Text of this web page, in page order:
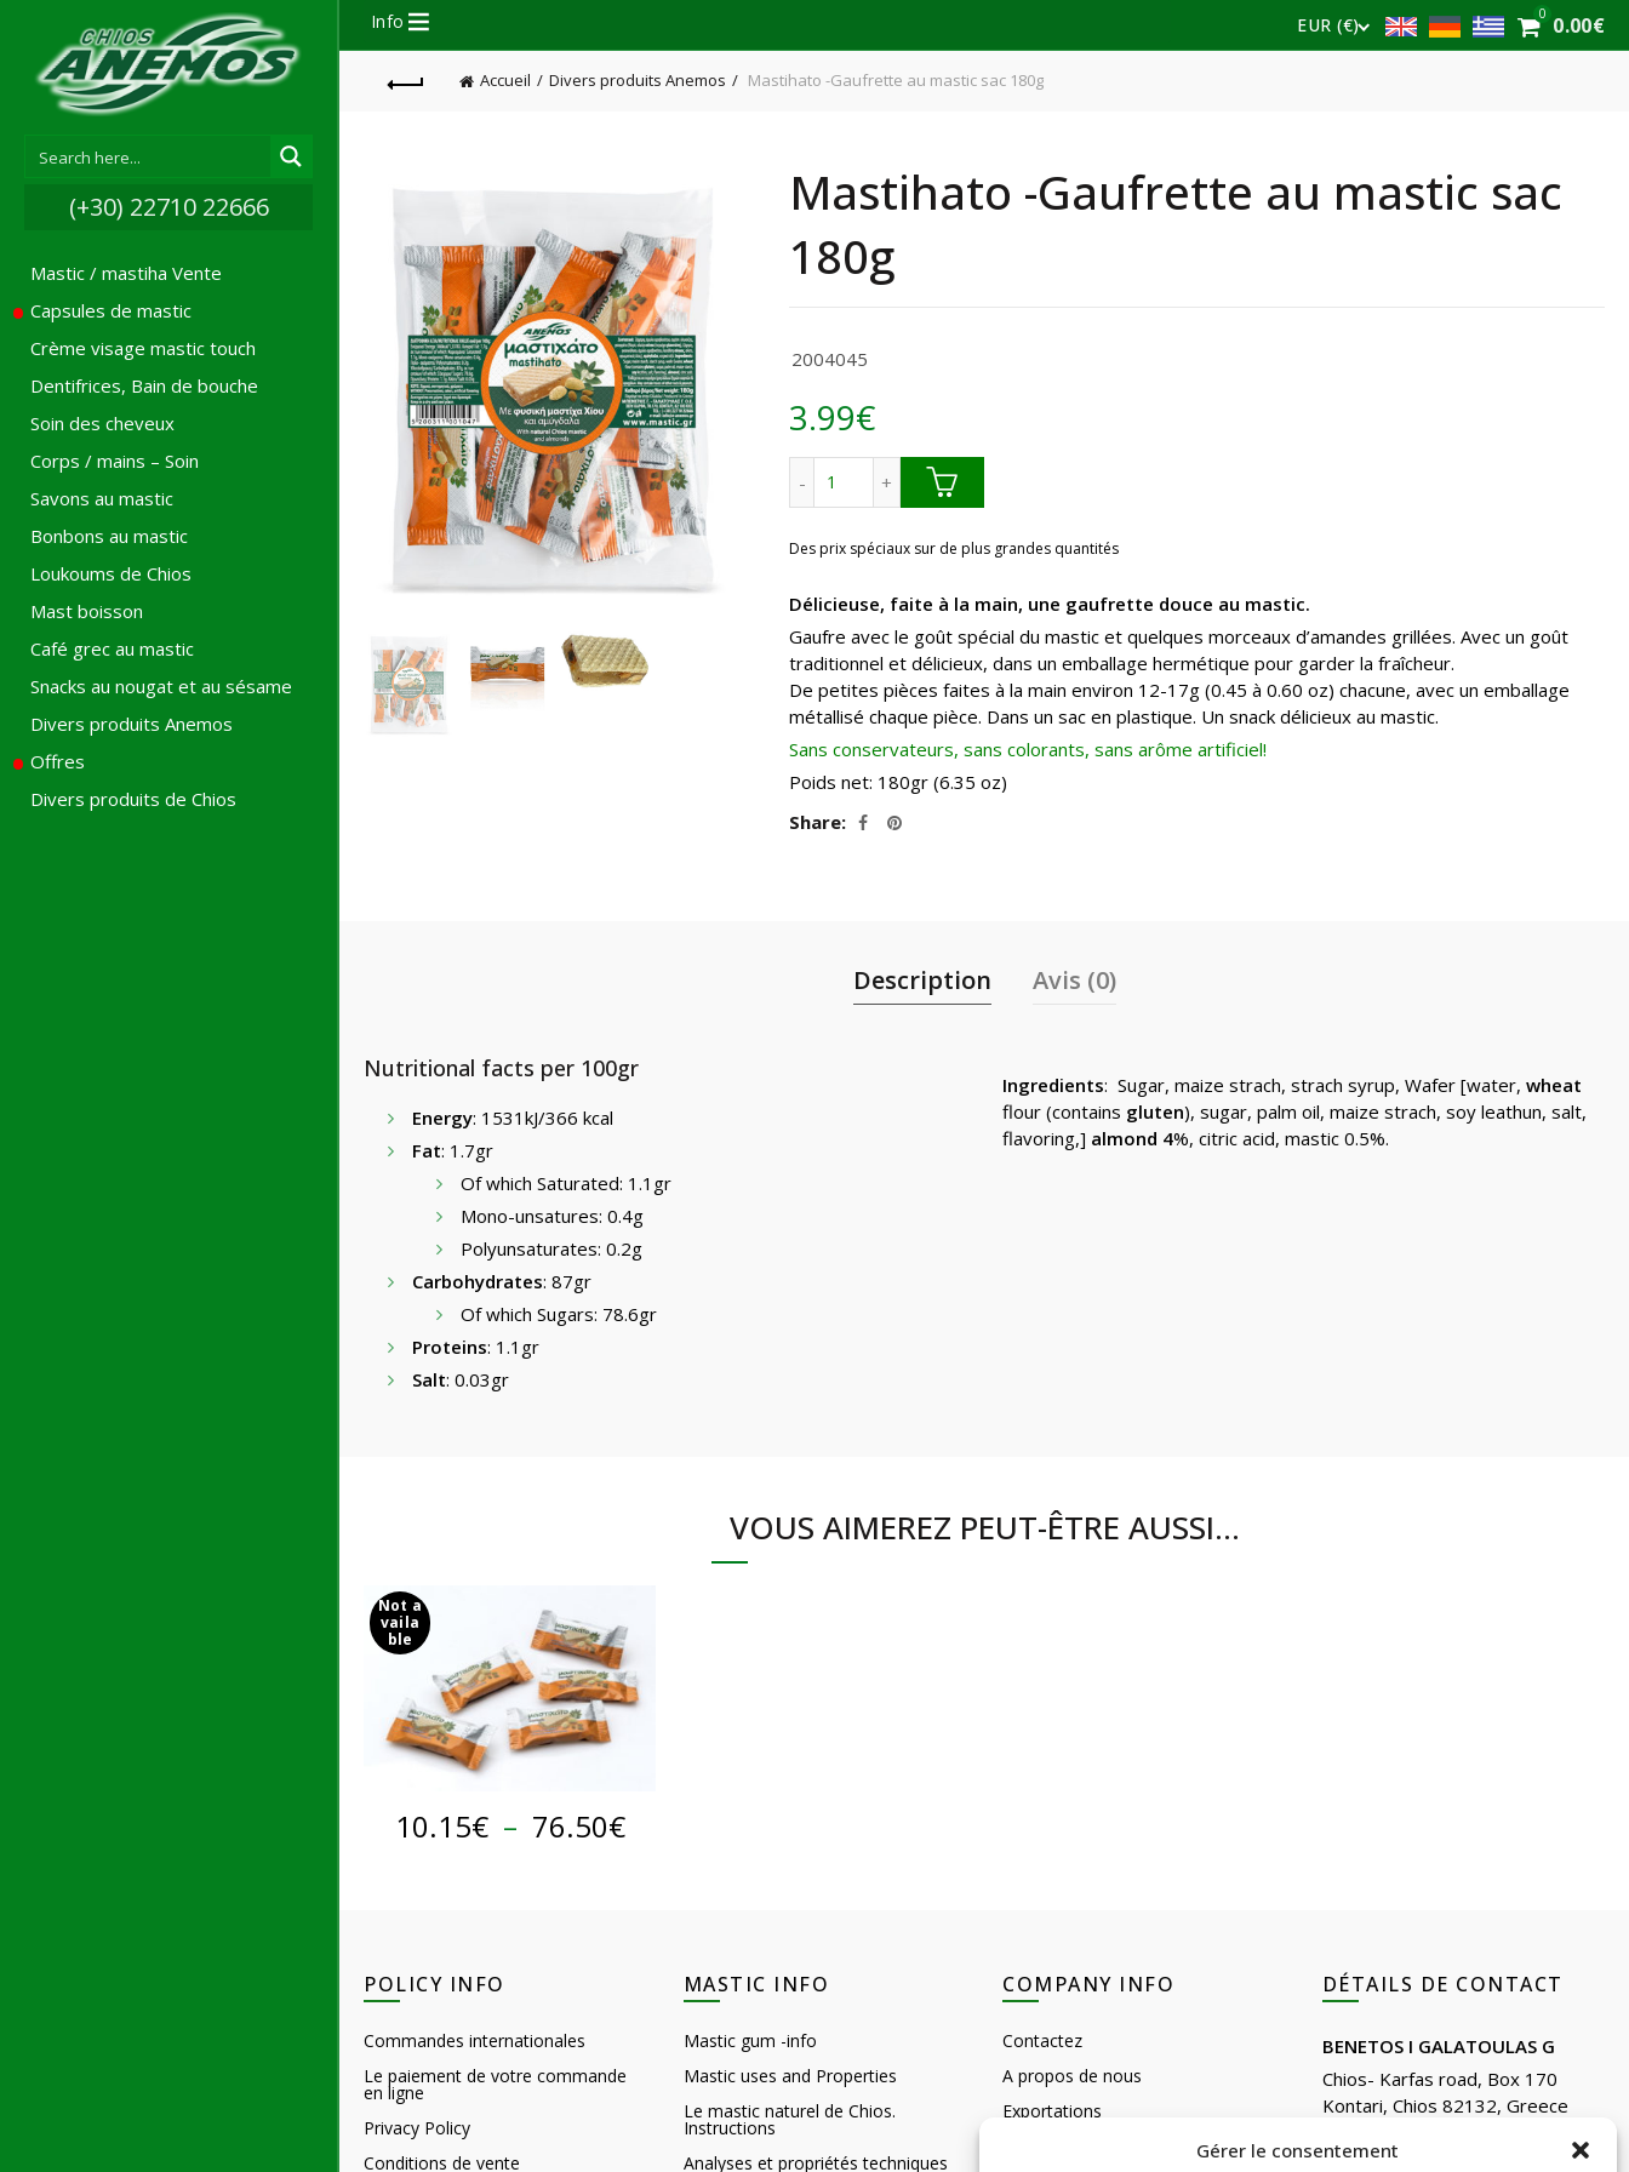
Gérer le consentement
EUR (€)
0 0.00€
Info
(+30) 22710 22666
Mastic / mastiha Vente
Capsules de mastic
Crème visage mastic touch
Dentifrices, Bain de bouche
Soin des cheveux
Corps / mains – Soin
Savons au mastic
Bonbons au mastic
Loukoums de Chios
Mast boisson
Café grec au mastic
Snacks au nougat et au sésame
Divers produits Anemos
Offres
Divers produits de Chios
Accueil Divers produits Anemos Mastihato -Gaufrette au mastic sac 180g
Mastihato -Gaufrette au mastic sac
180g
2004045
3.99€
quantité de Mastihato -Gaufrette au mastic sac 180g
Des prix spéciaux sur de plus grandes quantités
Délicieuse, faite à la main, une gaufrette douce au mastic.
Gaufre avec le goût spécial du mastic et quelques morceaux d’amandes grillées. Avec un goût
traditionnel et délicieux, dans un emballage hermétique pour garder la fraîcheur.
De petites pièces faites à la main environ 12-17g (0.45 à 0.60 oz) chacune, avec un emballage
métallisé chaque pièce. Dans un sac en plastique. Un snack délicieux au mastic.
Sans conservateurs, sans colorants, sans arôme artificiel!
Poids net: 180gr (6.35 oz)
Share
Description Avis (0)
Nutritional facts per 100gr
Energy: 1531kJ/366 kcal
Fat: 1.7gr
Of which Saturated: 1.1gr
Mono-unsatures: 0.4g
Polyunsaturates: 0.2g
Carbohydrates: 87gr
Of which Sugars: 78.6gr
Proteins: 1.1gr
Salt: 0.03gr
Ingredients: Sugar, maize strach, strach syrup, Wafer [water, wheat
flour (contains gluten), sugar, palm oil, maize strach, soy leathun, salt,
flavoring,] almond 4%, citric acid, mastic 0.5%.
VOUS AIMEREZ PEUT-ÊTRE AUSSI…
Not a
vaila
ble
QUICK SHOP
10.15€ – 76.50€Plage
76.50€
POLICY INFO
Commandes internationales
Le paiement de votre commande
en ligne
Privacy Policy
Conditions de vente
MASTIC INFO
Mastic gum -info
Mastic uses and Properties
Le mastic naturel de Chios.
Instructions
Analyses et propriétés techniques
COMPANY INFO
Contactez
A propos de nous
Exportations
DÉTAILS DE CONTACT
BENETOS I GALATOULAS G
Chios- Karfas road, Box 170
Kontari, Chios 82132, Greece